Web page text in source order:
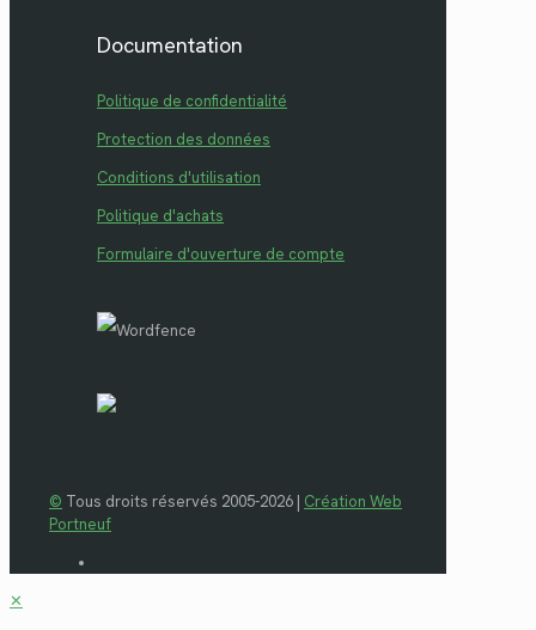
Documentation
Politique de confidentialité
Protection des données
Conditions d'utilisation
Politique d'achats
Formulaire d'ouverture de compte
© Tous droits réservés 2005-2026 | Création Web
Portneuf
✕